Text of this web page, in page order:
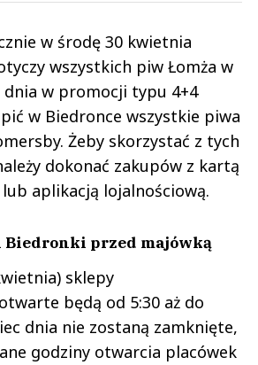
w środę 30 kwietnia
wszystkich piw Łomża w
dnia w promocji typu 4+4
w Biedronce wszystkie piwa
Żeby skorzystać z tych
dokonać zakupów z kartą
aplikacją lojalnościową.
Biedronki przed majówką
sklepy
otwarte będą od 5:30 aż do
dnia nie zostaną zamknięte,
godziny otwarcia placówek